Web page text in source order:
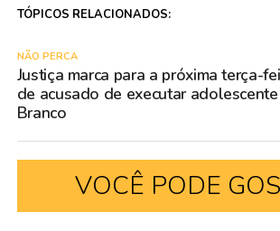
TÓPICOS RELACIONADOS:
NÃO PERCA
Justiça marca para a próxima terça-
de acusado de executar
Branco
VOCÊ PODE